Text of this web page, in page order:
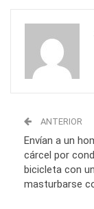
ANTERIOR
Envían a un
cárcel por
bicicleta con
masturbarse